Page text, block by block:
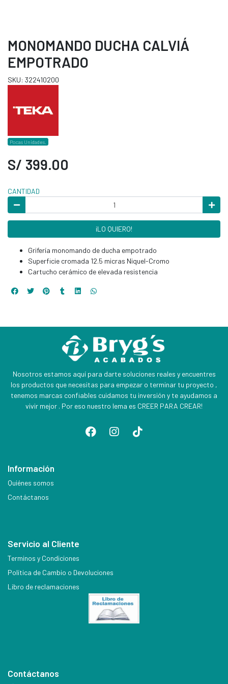
MONOMANDO DUCHA CALVIÁ
EMPOTRADO
SKU: 322410200
Pocas Unidades.
S/ 399.00
CANTIDAD
¡LO QUIERO!
Grifería monomando de ducha empotrado
Superficie cromada 12.5 micras Niquel-Cromo
Cartucho cerámico de elevada resistencia
Nosotros estamos aquí para darte soluciones reales y encuentres
los productos que necesitas para empezar o terminar tu proyecto ,
tenemos marcas confiables cuidamos tu inversión y te ayudamos a
vivir mejor . Por eso nuestro lema es CREER PARA CREAR!
Información
Quiénes somos
Contáctanos
Servicio al Cliente
Terminos y Condiciones
Política de Cambio o Devoluciones
Libro de reclamaciones
Contáctanos